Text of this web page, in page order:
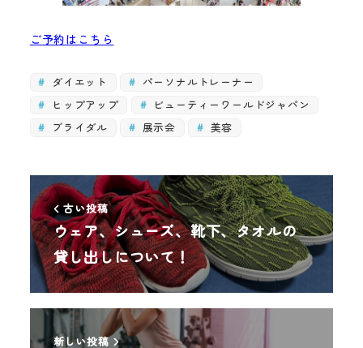
ご予約はこちら
ダイエット
パーソナルトレーナー
ヒップアップ
ビューティーワールドジャパン
ブライダル
展示会 美容
古い投稿
ウェア、シューズ、靴下、タオルの
貸し出しについて！
新しい投稿